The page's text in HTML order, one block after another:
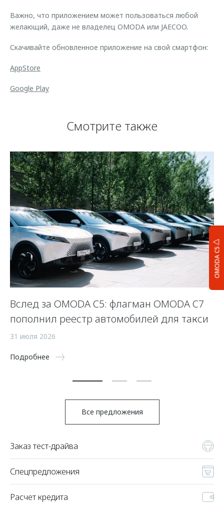
OMODA C5
Важно, что приложением может пользоваться любой
желающий, даже не владелец OMODA или JAECOO.
Скачивайте обновленное приложение на свой смартфон:
AppStore
Google Play
Смотрите также
Вслед за OMODA C5: флагман OMODA C7
пополнил реестр автомобилей для такси
31 июля 2026
Подробнее
Все предложения
Заказ тест-драйва
Спецпредложения
Расчет кредита